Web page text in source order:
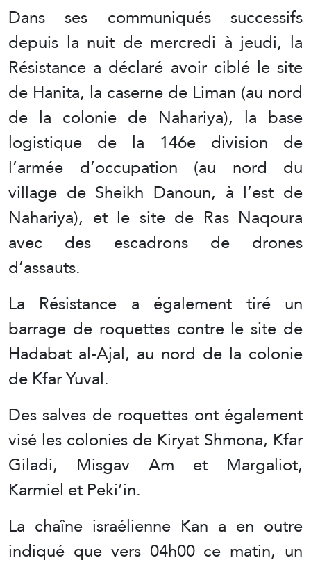
Dans ses communiqués successifs
depuis la nuit de mercredi à jeudi, la
Résistance a déclaré avoir ciblé le site
de Hanita, la caserne de Liman (au nord
de la colonie de Nahariya), la base
logistique de la 146e division de
l’armée d’occupation (au nord du
village de Sheikh Danoun, à l’est de
Nahariya), et le site de Ras Naqoura
avec des escadrons de drones
d’assauts.
La Résistance a également tiré un
barrage de roquettes contre le site de
Hadabat al-Ajal, au nord de la colonie
de Kfar Yuval.
Des salves de roquettes ont également
visé les colonies de Kiryat Shmona, Kfar
Giladi, Misgav Am et Margaliot,
Karmiel et Peki’in.
La chaîne israélienne Kan a en outre
indiqué que vers 04h00 ce matin, un